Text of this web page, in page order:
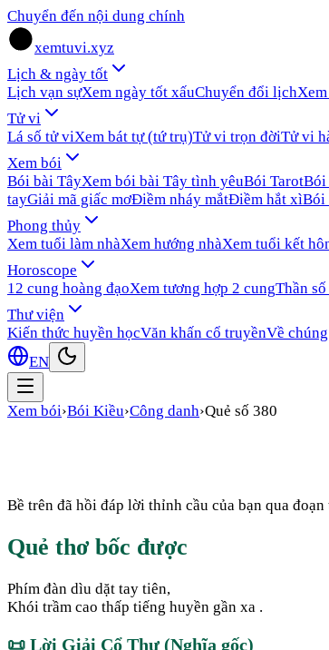
Chuyển đến nội dung chính
xemtuvi.xyz
Lịch & ngày tốt
Lịch vạn sựXem ngày tốt xấuChuyển đổi lịch
Tử vi
Lá số tử viXem bát tự (tứ trụ)Tử vi trọn đờiTử vi
Xem bói
Bói bài TâyXem bói bài Tây tình yêuBói TarotBói
tayGiải mã giấc mơĐiềm nháy mắtĐiềm hắt xìBói
Phong thủy
Xem tuổi làm nhàXem hướng nhàXem tuổi kết
Horoscope
12 cung hoàng đạoXem tương hợp 2 cungThần
Thư viện
Kiến thức huyền họcVăn khấn cổ truyềnVề
EN
Xem bói›Bói Kiều›Công danh›Quẻ số 380
Bề trên đã hồi đáp lời thỉnh cầu của bạn qua
Quẻ thơ bốc được
Phím đàn dìu dặt tay tiên,
Khói trầm cao thấp tiếng huyền gần xa .
📜 Lời Giải Cổ Thư (Nghĩa gốc)